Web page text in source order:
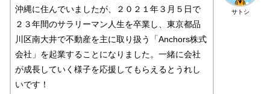
サトシ
沖縄に住んでいましたが、２０２１年３月５日で
２３年間のサラリーマン人生を卒業し、東京都品
川区南大井で不動産を主に取り扱う「Anchors株式
会社」を起業することになりました。一緒に会社
が成長していく様子を応援してもらえるとうれし
いです！